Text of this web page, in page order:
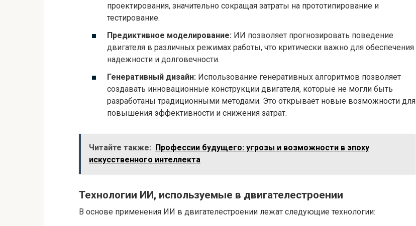
проектирования, значительно сокращая затраты на прототипирование и
тестирование.
Предиктивное моделирование: ИИ позволяет прогнозировать поведение
двигателя в различных режимах работы, что критически важно для обеспечения
надежности и долговечности.
Генеративный дизайн: Использование генеративных алгоритмов позволяет
создавать инновационные конструкции двигателя, которые не могли быть
разработаны традиционными методами. Это открывает новые возможности для
повышения эффективности и снижения затрат.
Читайте также: Профессии будущего: угрозы и возможности в эпоху
искусственного интеллекта
Технологии ИИ, используемые в двигателестроении
В основе применения ИИ в двигателестроении лежат следующие технологии: